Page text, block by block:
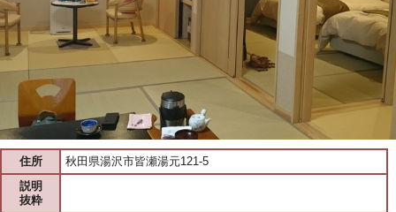
住所
秋田県湯沢市皆瀬湯元121-5
説明
抜粋